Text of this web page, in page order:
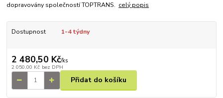
dopravovány společností TOPTRANS. celý popis
Dostupnost 1-4 týdny
2 480,50 Kč/ks
2 050,00 Kč bez DPH
Přidat do košíku